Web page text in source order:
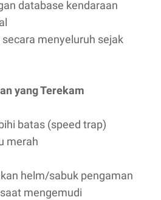
database kendaraan
menyeluruh sejak
yang Terekam
batas (speed trap)
merah
helm/sabuk pengaman
mengemudi